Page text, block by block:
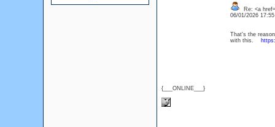
{___ONLINE___}
Re: <a href=
06/01/2026
That's the
with this.